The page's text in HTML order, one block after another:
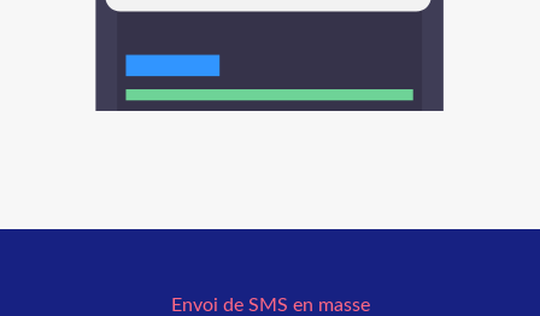
Envoi de SMS en masse